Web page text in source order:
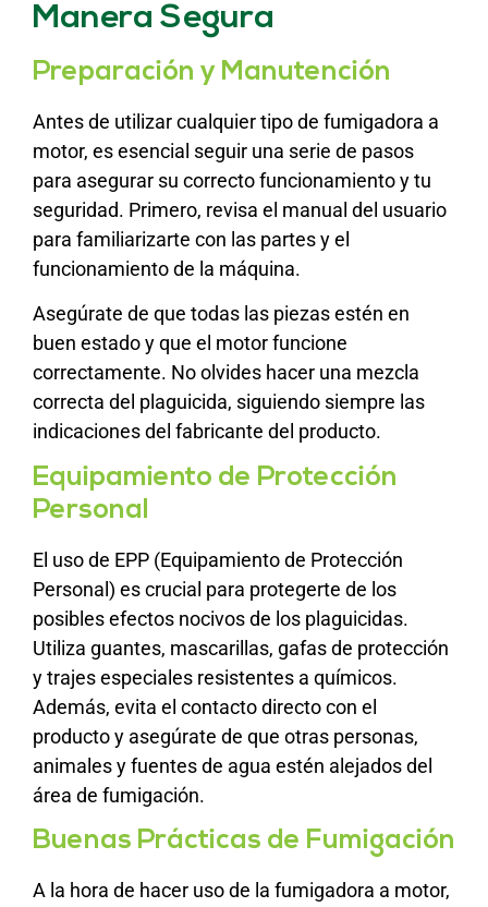
Manera Segura
Preparación y Manutención
Antes de utilizar cualquier tipo de fumigadora a
motor, es esencial seguir una serie de pasos
para asegurar su correcto funcionamiento y tu
seguridad. Primero, revisa el manual del usuario
para familiarizarte con las partes y el
funcionamiento de la máquina.
Asegúrate de que todas las piezas estén en
buen estado y que el motor funcione
correctamente. No olvides hacer una mezcla
correcta del plaguicida, siguiendo siempre las
indicaciones del fabricante del producto.
Equipamiento de Protección
Personal
El uso de EPP (Equipamiento de Protección
Personal) es crucial para protegerte de los
posibles efectos nocivos de los plaguicidas.
Utiliza guantes, mascarillas, gafas de protección
y trajes especiales resistentes a químicos.
Además, evita el contacto directo con el
producto y asegúrate de que otras personas,
animales y fuentes de agua estén alejados del
área de fumigación.
Buenas Prácticas de Fumigación
A la hora de hacer uso de la fumigadora a motor,